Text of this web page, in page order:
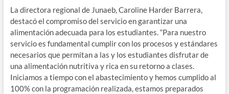
La directora regional de Junaeb, Caroline Harder Barrera,
destacó el compromiso del servicio en garantizar una
alimentación adecuada para los estudiantes. “Para nuestro
servicio es fundamental cumplir con los procesos y estándares
necesarios que permitan a las y los estudiantes disfrutar de
una alimentación nutritiva y rica en su retorno a clases.
Iniciamos a tiempo con el abastecimiento y hemos cumplido al
100% con la programación realizada, estamos preparados